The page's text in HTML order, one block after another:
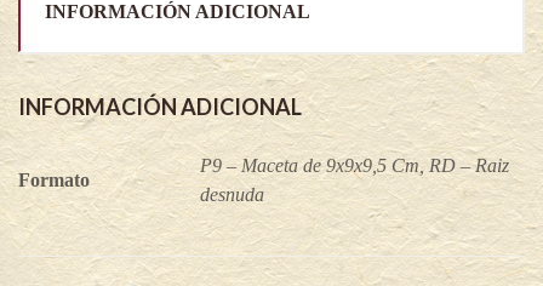
INFORMACIÓN ADICIONAL
INFORMACIÓN ADICIONAL
Formato
P9 – Maceta de 9x9x9,5 Cm, RD – Raiz
desnuda